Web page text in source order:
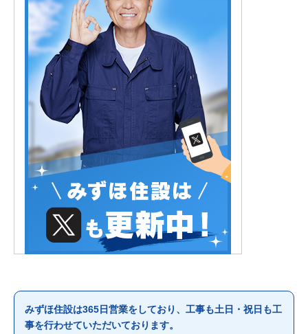
みずほ住設は365日営業をしており、工事も土日・祝日も工
事を行わせていただいております。